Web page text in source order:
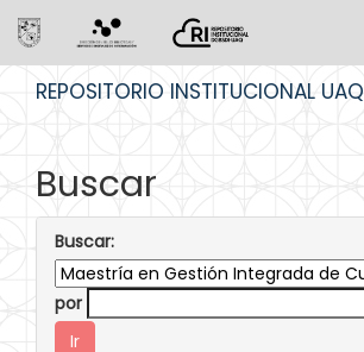
REPOSITORIO INSTITUCIONAL UAQ
Buscar
Buscar:
por